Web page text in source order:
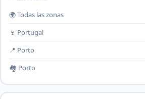
🌍 Todas las zonas
🍷 Portugal
📍 Porto
🏘️ Porto